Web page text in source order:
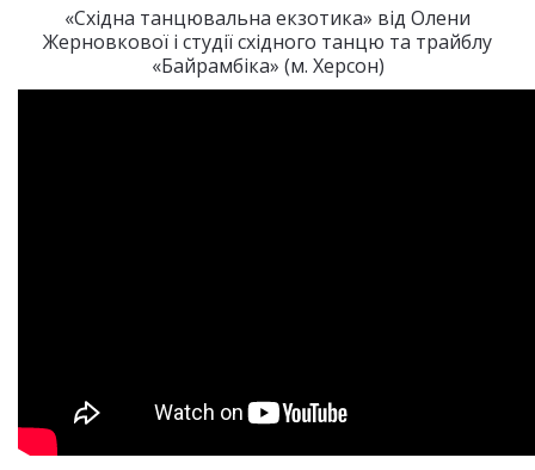
«Східна танцювальна екзотика» від Олени
Жерновкової і студії східного танцю та трайблу
«Байрамбіка» (м. Херсон)